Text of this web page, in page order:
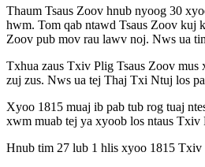
Thaum Tsaus Zoov hnub nyoog 30
hwm. Tom qab ntawd Tsaus Zoov kuj
Zoov pub mov rau lawv noj. Nws ua
Txhua zaus Txiv Plig Tsaus Zoov mus
zuj zus. Nws ua tej Thaj Txi Ntuj los
Xyoo 1815 muaj ib pab tub rog tuaj
xwm muab tej ya xyoob los ntaus
Hnub tim 27 lub 1 hlis xyoo 1815 Txiv